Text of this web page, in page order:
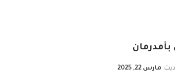
مارس 22, 2025